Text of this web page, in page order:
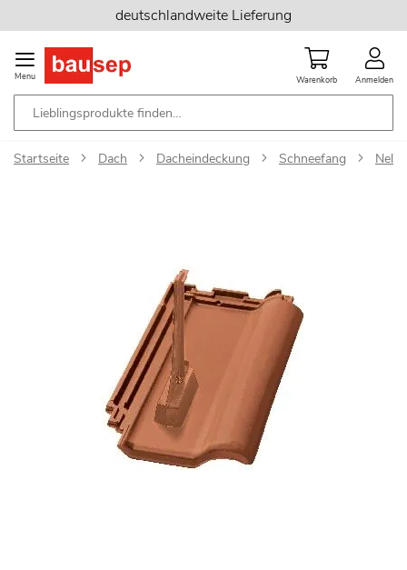
Inhalt
springen
deutschlandweite Lieferung
Menu Warenkorb Anmelden
Startseite Dach Dacheindeckung Schneefang